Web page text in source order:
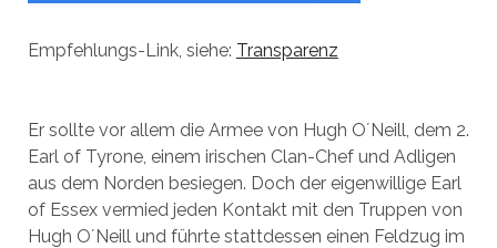
Empfehlungs-Link, siehe: Transparenz
Er sollte vor allem die Armee von Hugh O´Neill, dem 2.
Earl of Tyrone, einem irischen Clan-Chef und Adligen
aus dem Norden besiegen. Doch der eigenwillige Earl
of Essex vermied jeden Kontakt mit den Truppen von
Hugh O´Neill und führte stattdessen einen Feldzug im